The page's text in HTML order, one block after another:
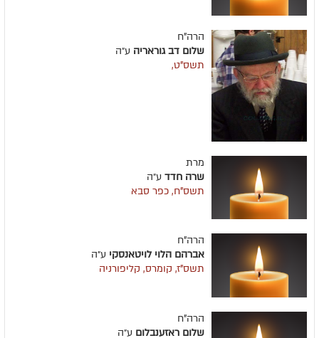
הרה"ח
שלום דב גוראריה ע״ה
תשס"ט,
מרת
שרה חדד ע״ה
תשס"ח, כפר סבא
הרה"ח
אברהם הלוי לויטאנסקי ע״ה
תשס"ז, קומרס, קליפורניה
הרה"ח
שלום ראזענבלום ע״ה